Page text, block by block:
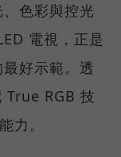
色彩與控光
電視，正是
好示範。透
True RGB 技
力。